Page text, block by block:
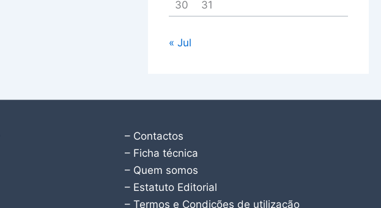
30
31
« Jul
– Contactos
– Ficha técnica
– Quem somos
– Estatuto Editorial
– Termos e Condições de utilização